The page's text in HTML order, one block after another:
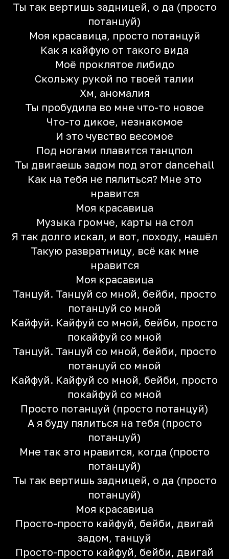
Ты так вертишь задницей, о да (просто
потанцуй)
Моя красавица, просто потанцуй
Как я кайфую от такого вида
Моё проклятое либидо
Скольжу рукой по твоей талии
Хм, аномалия
Ты пробудила во мне что-то новое
Что-то дикое, незнакомое
И это чувство весомое
Под ногами плавится танцпол
Ты двигаешь задом под этот dancehall
Как на тебя не пялиться? Мне это
нравится
Моя красавица
Музыка громче, карты на стол
Я так долго искал, и вот, походу, нашёл
Такую развратницу, всё как мне
нравится
Моя красавица
Танцуй. Танцуй со мной, бейби, просто
потанцуй со мной
Кайфуй. Кайфуй со мной, бейби, просто
покайфуй со мной
Танцуй. Танцуй со мной, бейби, просто
потанцуй со мной
Кайфуй. Кайфуй со мной, бейби, просто
покайфуй со мной
Просто потанцуй (просто потанцуй)
А я буду пялиться на тебя (просто
потанцуй)
Мне так это нравится, когда (просто
потанцуй)
Ты так вертишь задницей, о да (просто
потанцуй)
Моя красавица
Просто-просто кайфуй, бейби, двигай
задом, танцуй
Просто-просто кайфуй, бейби, двигай